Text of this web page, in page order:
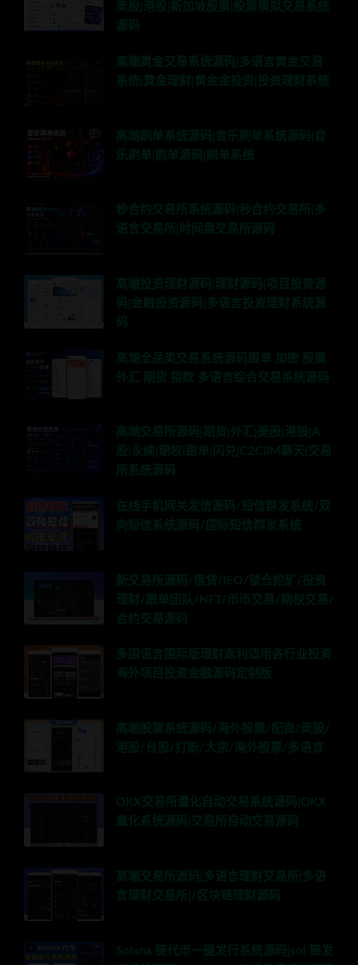
美股|港股|新加坡股票|股票模拟交易系统
源码
高端黄金交易系统源码|多语言黄金交易
系统|黄金理财|黄金金投资|投资理财系统
高端刷单系统源码|音乐刷单系统源码|音
乐刷单|刷单源码|刷单系统
秒合约交易所系统源码|秒合约交易所|多
语言交易所|时间盘交易所源码
高端投资理财源码|理财源码|项目投资源
码|金融投资源码|多语言投资理财系统源
码
高端全品类交易系统源码跟单 加密 股票
外汇 期货 指数 多语言综合交易系统源码
高端交易所源码|期货|外汇|美股|港股|A
股|永续|期权|跟单|闪兑|C2C|IM聊天|交易
所系统源码
在线手机网关发信源码/短信群发系统/双
向短信系统源码/国际短信群发系统
新交易所源码/借贷/IEO/锁仓挖矿/投资
理财/跟单团队/NFT/币币交易/期权交易/
合约交易源码
多国语言国际版理财返利适用各行业投资
海外项目投资金融源码定制版
高端股票系统源码/海外股票/配资/美股/
港股/台股/打新/大宗/海外股票/多语言
OKX交易所量化自动交易系统源码|OKX
量化系统源码|交易所自动交易源码
高端交易所源码|多语言理财交易所|多语
言理财交易所|/区块链理财源码
Solana 链代币一键发行系统源码|sol 链发